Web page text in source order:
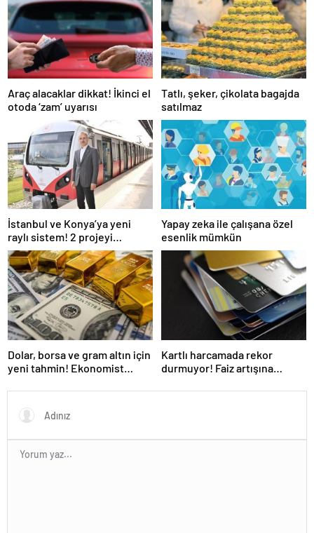
Araç alacaklar dikkat! İkinci el
otoda ‘zam’ uyarısı
Tatlı, şeker, çikolata bagajda
satılmaz
İstanbul ve Konya’ya yeni
raylı sistem! 2 projeyi
Ulaştırma Bakanlığı üstlendi
Yapay zeka ile çalışana özel
esenlik mümkün
Dolar, borsa ve gram altın için
yeni tahmin! Ekonomist
açıkladı
Kartlı harcamada rekor
durmuyor! Faiz artışına
değişmedi